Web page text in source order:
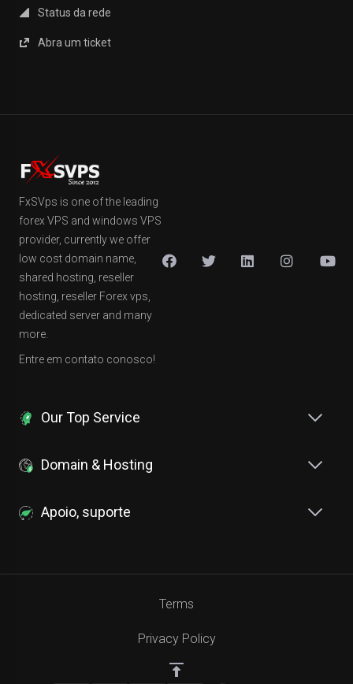
Status da rede
Abra um ticket
FxSVps is one of the leading
forex VPS and windows VPS
provider, currently we offer
low cost domain name,
shared hosting, reseller
hosting, reseller Forex vps,
dedicated server and many
more.
Entre em contato conosco!
Our Top Service
Domain & Hosting
Apoio, suporte
Terms
Privacy Policy